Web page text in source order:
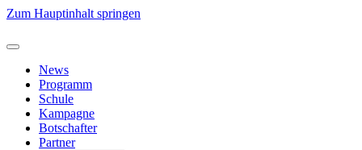
Zum Hauptinhalt springen
News
Programm
Schule
Kampagne
Botschafter
Partner